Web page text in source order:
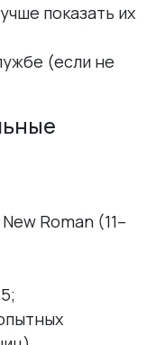
показать их
(если не
Roman (11–